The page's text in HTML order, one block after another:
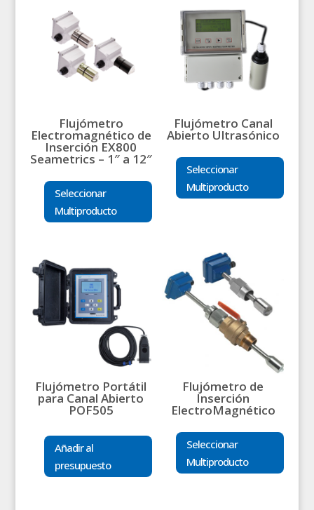
Flujómetro
Electromagnético de
Inserción EX800
Seametrics – 1″ a 12″
Seleccionar
Multiproducto
Flujómetro Canal
Abierto Ultrasónico
Seleccionar
Multiproducto
Flujómetro Portátil
para Canal Abierto
POF505
Añadir al
presupuesto
Flujómetro de
Inserción
ElectroMagnético
Seleccionar
Multiproducto